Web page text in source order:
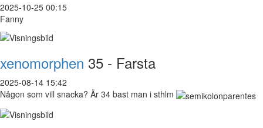
2025-10-25 00:15
Fanny
xenomorphen 35 - Farsta
2025-08-14 15:42
Någon som vill snacka? Är 34 bast man i sthlm